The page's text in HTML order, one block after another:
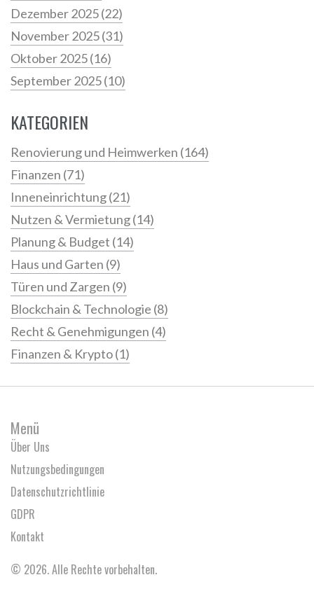
Dezember 2025(22)
November 2025(31)
Oktober 2025(16)
September 2025(10)
KATEGORIEN
Renovierung und Heimwerken (164)
Finanzen (71)
Inneneinrichtung(21)
Nutzen & Vermietung(14)
Planung & Budget (14)
Haus und Garten (9)
Türen und Zargen (9)
Blockchain & Technologie (8)
Recht & Genehmigungen (4)
Finanzen & Krypto(1)
Menü
Über Uns
Nutzungsbedingungen
Datenschutzrichtlinie
GDPR
Kontakt
© 2026. Alle Rechte vorbehalten.